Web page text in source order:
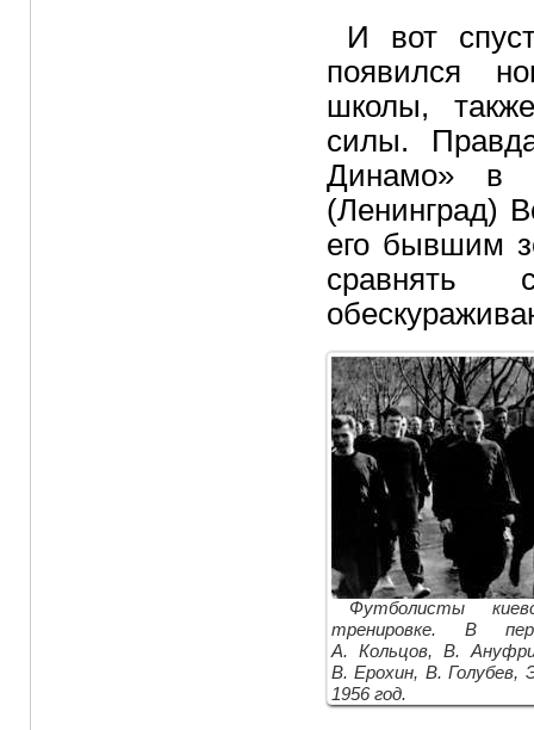
И вот
появился
школы,
силы.
Динамо» в
(Ленинград)
его бывшим
сравнять
Футболисты
тренировке. В
А. Кольцов, В.
В. Ерохин, В.
1956 год.